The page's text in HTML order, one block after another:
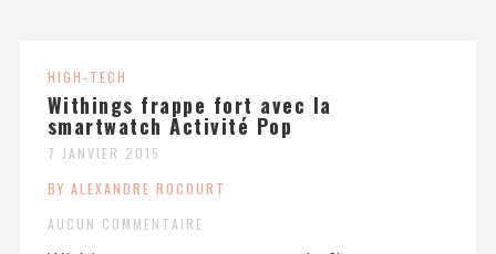
HIGH-TECH
Withings frappe fort avec la
smartwatch Activité Pop
7 JANVIER 2015
BY ALEXANDRE ROCOURT
AUCUN COMMENTAIRE